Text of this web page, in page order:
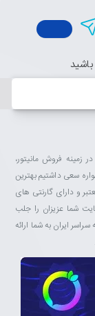
شروع به فعالیت در زمینه فروش مانیتور،
سعی داشتیم بهترین
و دارای گارنتی های
شما عزیزان را جلب
ایران به شما ارائه